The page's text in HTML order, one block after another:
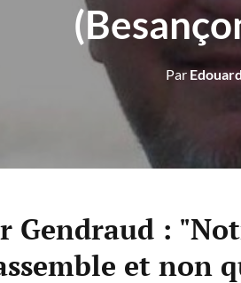
Par
Gendraud :
et non